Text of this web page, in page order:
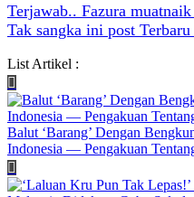
Terjawab.. Fazura
Tak sangka ini post
List Artikel :
Balut ‘Barang’ Dengan
Indonesia — Pengakuan